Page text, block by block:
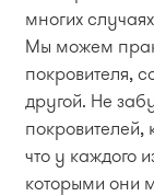
многих
Мы можем
покровителя,
другой. Не
покровителей,
что у каждого
которыми они